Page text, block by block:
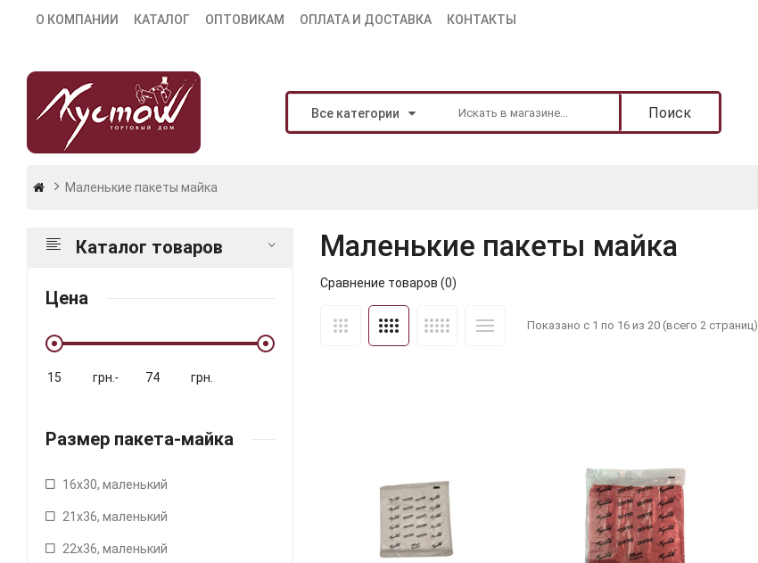
О КОМПАНИИ КАТАЛОГ ОПТОВИКАМ ОПЛАТА И ДОСТАВКА КОНТАКТЫ
Все категории Поиск
Маленькие пакеты майка
Каталог товаров
Цена
грн. - грн.
Размер пакета-майка
16х30, маленький
21х36, маленький
22х36, маленький
Маленькие пакеты майка
Сравнение товаров (0)
Показано с 1 по 16 из 20 (всего 2 страниц)